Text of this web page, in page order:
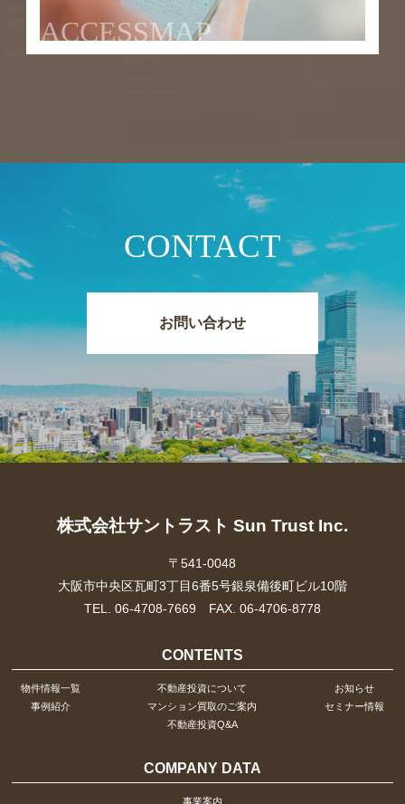
ACCESSMAP
CONTACT
お問い合わせ
株式会社サントラスト Sun Trust Inc.
〒541-0048
大阪市中央区瓦町3丁目6番5号銀泉備後町ビル10階
TEL. 06-4708-7669 FAX. 06-4706-8778
CONTENTS
物件情報一覧
事例紹介
不動産投資について
マンション買取のご案内
不動産投資Q&A
お知らせ
セミナー情報
COMPANY DATA
事業案内